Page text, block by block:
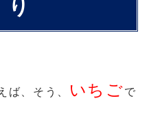
、そう、 いちごで